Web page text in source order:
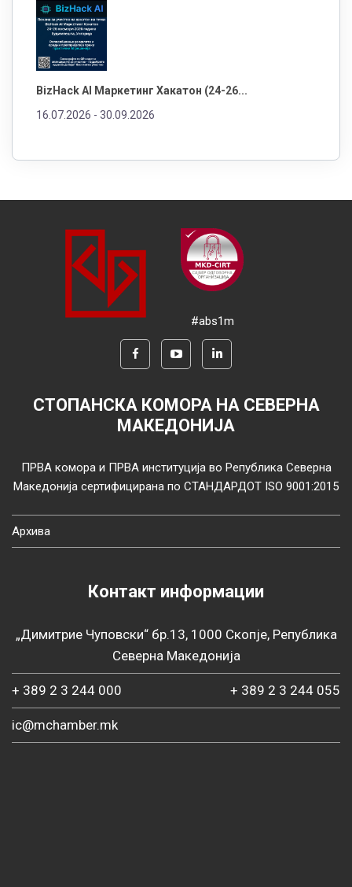
BizHack AI Маркетинг Хакатон (24-26...
16.07.2026 - 30.09.2026
#abs1m
СТОПАНСКА КОМОРА НА СЕВЕРНА
МАКЕДОНИЈА
ПРВА комора и ПРВА институција во Република Северна
Македонија сертифицирана по СТАНДАРДОТ ISO 9001:2015
Архива
Контакт информации
„Димитрие Чуповски“ бр.13, 1000 Скопје, Република
Северна Македонија
+ 389 2 3 244 000 + 389 2 3 244 055
ic@mchamber.mk